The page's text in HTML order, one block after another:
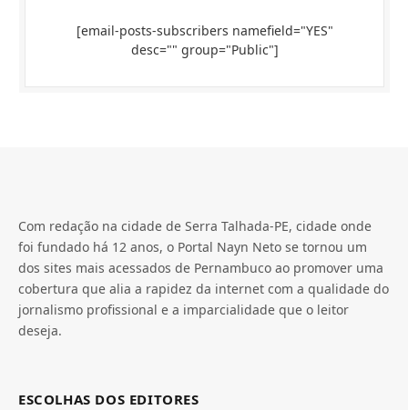
[email-posts-subscribers namefield="YES"
desc="" group="Public"]
Com redação na cidade de Serra Talhada-PE, cidade onde
foi fundado há 12 anos, o Portal Nayn Neto se tornou um
dos sites mais acessados de Pernambuco ao promover uma
cobertura que alia a rapidez da internet com a qualidade do
jornalismo profissional e a imparcialidade que o leitor
deseja.
ESCOLHAS DOS EDITORES